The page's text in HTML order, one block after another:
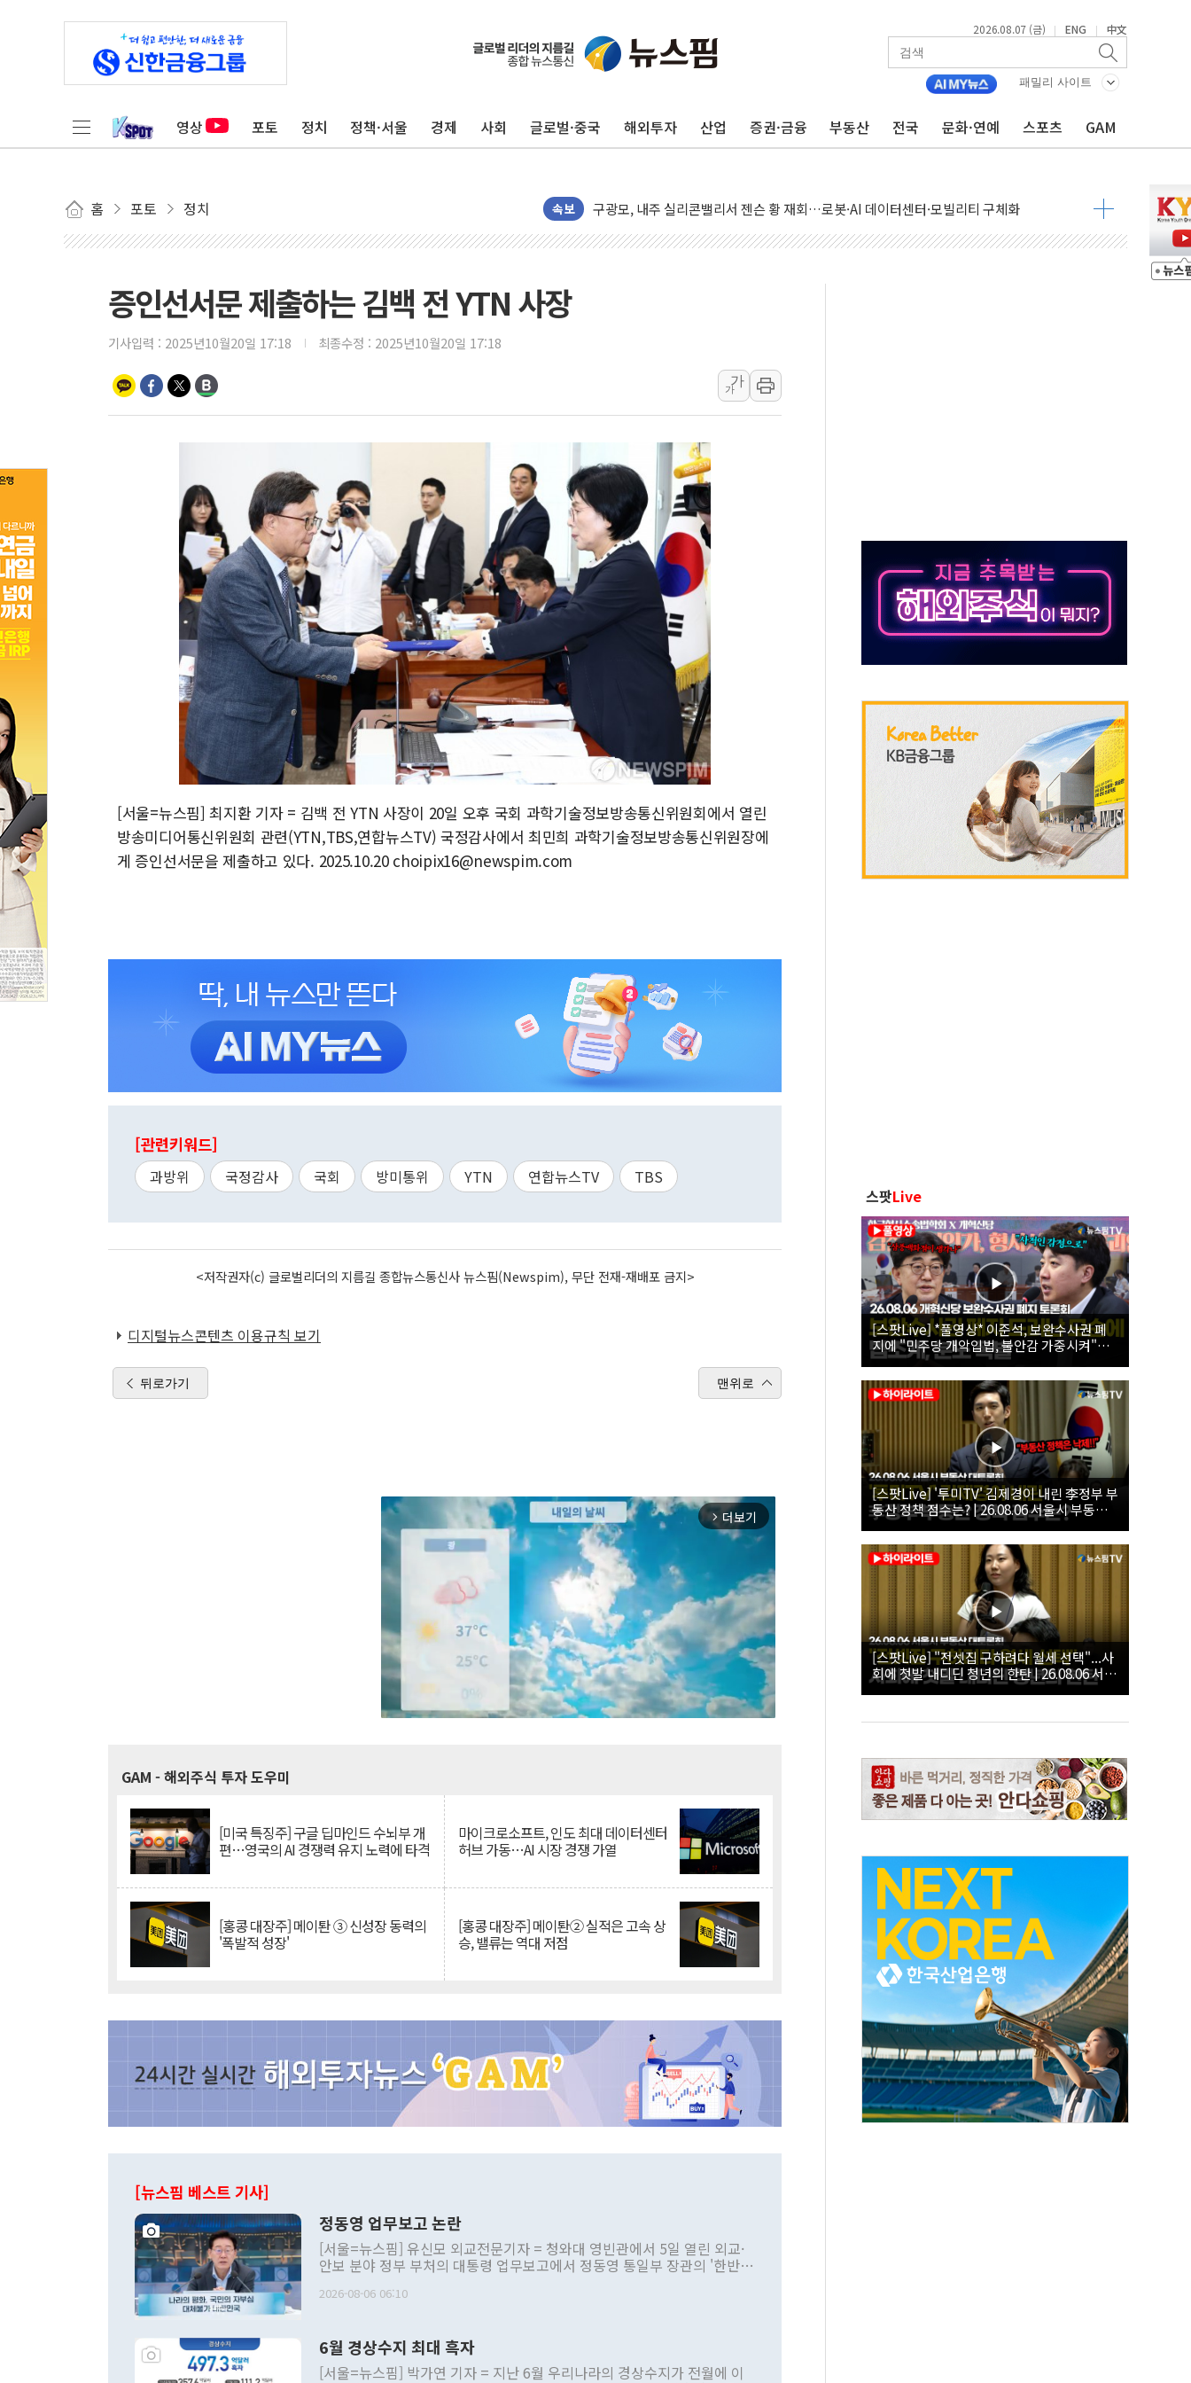
2026.08.07 (금) | ENG | 中文
패밀리 사이트
영상 포토 정치 정책·서울 경제 사회 글로벌·중국 해외투자 산업 증권·금융 부동산 전국 문화·연예 스포츠 GAM
홈 포토 정치 속보
유럽증시, 견조한 실적 소화하며 대부분 상승… "2분기 기업 순이익 21% 증가" 전망
리투아니아 국방 "러, 우크라 드론으로 나토 회원국 공격 검토… 거짓 깃발 작전"
뉴욕증시 개장 전 특징주...모더나·아이온큐·도어대시↑ VS 샌디스크·피그마·앱러빈↓
김정관 장관 "영업이익 N% 성과급 반대…상법·자본시장법 개정 논의"
청와대, 북한 단거리 탄도미사일 발사에 긴급 안보 점검회의
러, 1인칭시점 드론으로 우크라 민간인 '사파리' 공격… 시민들 공포감 극대화 전략
[베트남 증시] 지수 하락 속 'DGC' 임시 주총 기대감에 홀로 상한가…마진 잔액은 사상 최고
'월가의 황제' 다이먼 "금융시장 레버리지 위험수위…숨은 차입이 더 큰 변수"
양주 섬유염색공장서 화재 1명 중상…대응 1단계 진압 중
김정관 산업부 장관 "주 52시간 손봐야, 경쟁상대 中과 비교해야"
해군 1함대 창설 80주년…지역과 함께하는 '선봉'의 대민 봉사
[3보] 북, 원산서 동해로 단거리 탄도미사일 1발 발사… 올해 10번째·42일 만 도발
우크라 드론 전술, 중남미 콜롬비아에 새 안보 위기… 반군·마약카르텔이 습득해 전투 활용
동해해경, 독도 해상서 부유물 감긴 어선 구조
주한미군 "오산기지 누출, 백린 아닌 무해한 표면 부식 물질"
구미 폐염산처리업체서 불 2시간30여분만에 진화...외국인 노동자 숨져
증인선서문 제출하는 김백 전 YTN 사장
기사입력 : 2025년10월20일 17:18 최종수정 : 2025년10월20일 17:18
가
가
[서울=뉴스핌] 최지환 기자 = 김백 전 YTN 사장이 20일 오후 국회 과학기술정보방송통신위원회에서 열린
방송미디어통신위원회 관련(YTN,TBS,연합뉴스TV) 국정감사에서 최민희 과학기술정보방송통신위원장에
게 증인선서문을 제출하고 있다. 2025.10.20 choipix16@newspim.com
[관련키워드]
과방위 국정감사 국회 방미통위 YTN 연합뉴스TV TBS
<저작권자(c) 글로벌리더의 지름길 종합뉴스통신사 뉴스핌(Newspim), 무단 전재-재배포 금지>
디지털뉴스콘텐츠 이용규칙 보기
뒤로가기 맨위로
arrow_forward_ios 더보기
GAM - 해외주식 투자 도우미
[미국 특징주] 구글 딥마인드 수뇌부 개
편…영국의 AI 경쟁력 유지 노력에 타격
마이크로소프트, 인도 최대 데이터센터
허브 가동…AI 시장 경쟁 가열
[홍콩 대장주] 메이퇀 ③ 신성장 동력의
'폭발적 성장'
[홍콩 대장주] 메이퇀② 실적은 고속 상
승, 밸류는 역대 저점
[뉴스핌 베스트 기사]
정동영 업무보고 논란
[서울=뉴스핌] 유신모 외교전문기자 = 청와대 영빈관에서 5일 열린 외교·
안보 분야 정부 부처의 대통령 업무보고에서 정동영 통일부 장관의 '한반도
발언 중에는 정부 내 조율을 거치지 않은 사안을 정책으로 추진하겠다고 공
주의적 희망에 근거한 비현실적 구상'이라는 비판을 내놨다. 그동안 정 장
관의 대북 정책 관련 발언이 물의를 빚은 적은 여러 번 있지만 대통령과 유
2026-08-06 06:10
6월 경상수지 최대 흑자
[서울=뉴스핌] 박가연 기자 = 지난 6월 우리나라의 경상수지가 전월에 이
스팟Live
[스팟Live] *풀영상* 이준석, 보완수사권 폐
지에 "민주당 개악입법, 불안감 가중시켜"｜
26.08.06 개혁신당 보완수사권 폐지 토론회
[스팟Live] '투미TV' 김제경이 내린 李정부 부
동산 정책 점수는? | 26.08.06 서울시 부동산
대토론회
[스팟Live] "전셋집 구하려다 월세 선택"...사
회에 첫발 내디딘 청년의 한탄 | 26.08.06 서울
시 부동산 대토론회